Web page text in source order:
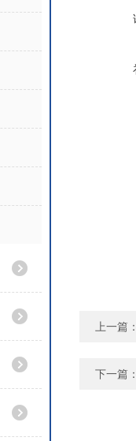
上一篇
下一篇